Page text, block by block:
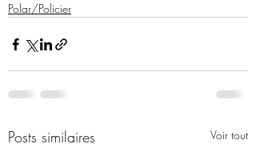
Polar/Policier
Posts similaires Voir tout